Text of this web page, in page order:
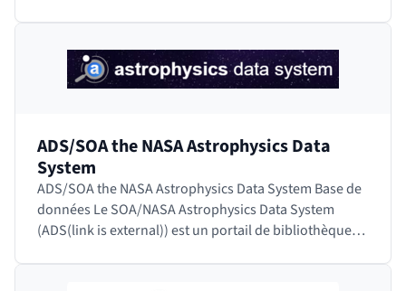
ADS/SOA the NASA Astrophysics Data
System
ADS/SOA the NASA Astrophysics Data System Base de
données Le SOA/NASA Astrophysics Data System
(ADS(link is external)) est un portail de bibliothèque